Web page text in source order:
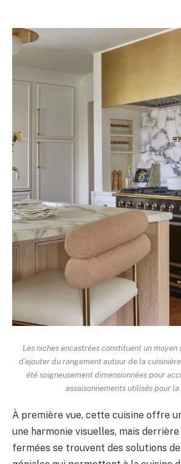
Les niches encastrées constituent un
d’ajouter du rangement autour de la
été soigneusement dimensionnées pour
assaisonnements utilisés pour la
À première vue, cette cuisine offre
une harmonie visuelles, mais
fermées se trouvent des solutions